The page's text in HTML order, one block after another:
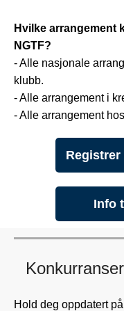
Hvilke arrangement
NGTF?
- Alle nasjonale
klubb.
- Alle arrangement i
- Alle arrangement
Info
Hold deg oppdatert